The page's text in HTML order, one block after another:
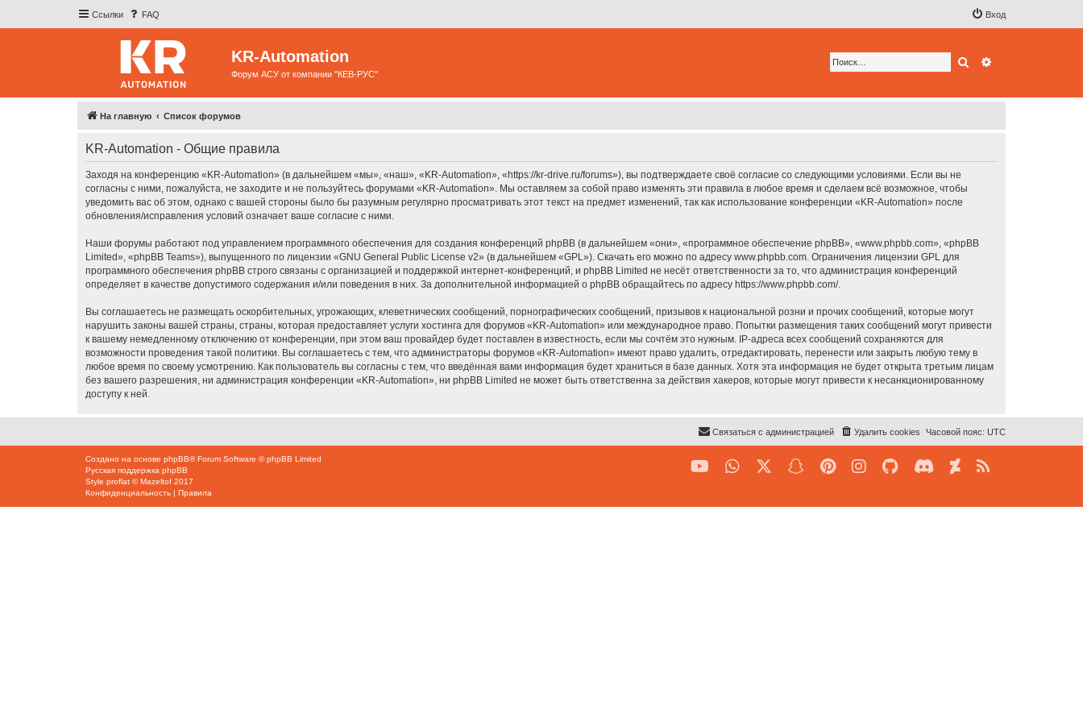
Ссылки FAQ Вход
KR-Automation
Форум АСУ от компании "КЕВ-РУС"
Поиск
На главную Список форумов
KR-Automation - Общие правила
Заходя на конференцию «KR-Automation» (в дальнейшем «мы», «наш», «KR-Automation», «https://kr-drive.ru/forums»), вы подтверждаете своё согласие со следующими условиями. Если вы не
согласны с ними, пожалуйста, не заходите и не пользуйтесь форумами «KR-Automation». Мы оставляем за собой право изменять эти правила в любое время и сделаем всё возможное, чтобы
уведомить вас об этом, однако с вашей стороны было бы разумным регулярно просматривать этот текст на предмет изменений, так как использование конференции «KR-Automation» после
обновления/исправления условий означает ваше согласие с ними.
Наши форумы работают под управлением программного обеспечения для создания конференций phpBB (в дальнейшем «они», «программное обеспечение phpBB», «www.phpbb.com», «phpBB
Limited», «phpBB Teams»), выпущенного по лицензии «GNU General Public License v2» (в дальнейшем «GPL»). Скачать его можно по адресу www.phpbb.com . Ограничения лицензии GPL для
программного обеспечения phpBB строго связаны с организацией и поддержкой интернет-конференций, и phpBB Limited не несёт ответственности за то, что администрация конференций
определяет в качестве допустимого содержания и/или поведения в них. За дополнительной информацией о phpBB обращайтесь по адресу https://www.phpbb.com/.
Вы соглашаетесь не размещать оскорбительных, угрожающих, клеветнических сообщений, порнографических сообщений, призывов к национальной розни и прочих сообщений, которые могут
нарушить законы вашей страны, страны, которая предоставляет услуги хостинга для форумов «KR-Automation» или международное право. Попытки размещения таких сообщений могут привести
к вашему немедленному отключению от конференции, при этом ваш провайдер будет поставлен в известность, если мы сочтём это нужным. IP-адреса всех сообщений сохраняются для
возможности проведения такой политики. Вы соглашаетесь с тем, что администраторы форумов «KR-Automation» имеют право удалить, отредактировать, перенести или закрыть любую тему в
любое время по своему усмотрению. Как пользователь вы согласны с тем, что введённая вами информация будет храниться в базе данных. Хотя эта информация не будет открыта третьим лицам
без вашего разрешения, ни администрация конференции «KR-Automation», ни phpBB Limited не может быть ответственна за действия хакеров, которые могут привести к несанкционированному
доступу к ней.
Часовой пояс: UTC
Удалить cookies
Связаться с администрацией
Создано на основе phpBB® Forum Software © phpBB Limited
Русская поддержка phpBB
Style proflat ©Mazeltof 2017
Конфиденциальность | Правила